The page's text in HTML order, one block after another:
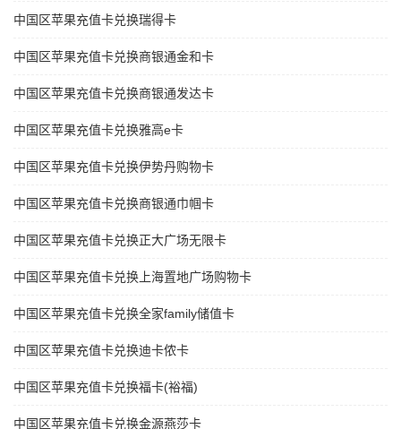
中国区苹果充值卡兑换瑞得卡
中国区苹果充值卡兑换商银通金和卡
中国区苹果充值卡兑换商银通发达卡
中国区苹果充值卡兑换雅高e卡
中国区苹果充值卡兑换伊势丹购物卡
中国区苹果充值卡兑换商银通巾帼卡
中国区苹果充值卡兑换正大广场无限卡
中国区苹果充值卡兑换上海置地广场购物卡
中国区苹果充值卡兑换全家family储值卡
中国区苹果充值卡兑换迪卡侬卡
中国区苹果充值卡兑换福卡(裕福)
中国区苹果充值卡兑换金源燕莎卡